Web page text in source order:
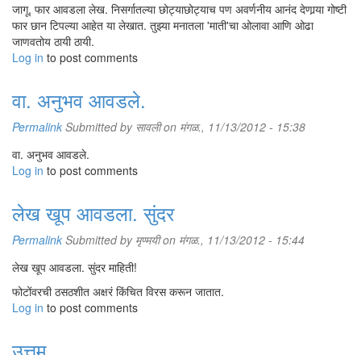
जागू, फार आवडला लेख. निसर्गातल्या छोट्याछोट्याच पण अवर्णनीय आनंद देणार्‍या गोष्टी
फार छान टिपल्या आहेत या लेखात. तुझ्या मनातला 'माती'चा ओलावा आणि ओढा
जाणवतोय ठायी ठायी.
Log in to post comments
वा. अनुभव आवडले.
Permalink Submitted by सावलीon मंगळ., 11/13/2012 - 15:38
वा. अनुभव आवडले.
Log in to post comments
लेख खूप आवडला. सुंदर
Permalink Submitted by मृण्मयीon मंगळ., 11/13/2012 - 15:44
लेख खूप आवडला. सुंदर माहिती!
फोटोंवरची ठसठशीत अक्षरं किंचित विरस करून जातात.
Log in to post comments